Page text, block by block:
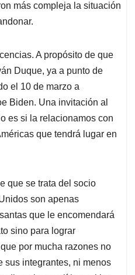
más compleja la situación
A propósito de que
Duque, ya a punto de
el 10 de marzo a
Biden. Una invitación al
es si la relacionamos con
que tendrá lugar en
que se trata del socio
son apenas
que le encomendará
sino para lograr
por mucha razones no
sus integrantes, ni menos